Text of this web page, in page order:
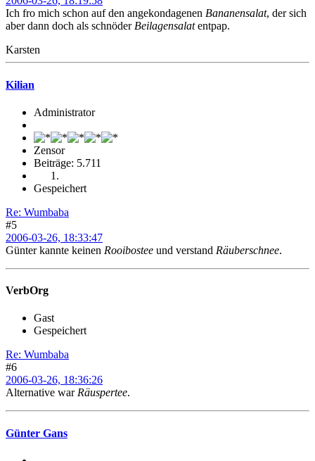
Ich fro mich schon auf den angekondagenen Bananensalat, der sich
aber dann doch als schnöder Beilagensalatentpap.
Karsten
Kilian
Administrator
Zensor
Beiträge: 5.711
Gespeichert
Re: Wumbaba
#5
2006-03-26, 18:33:47
Günter kannte keinen Rooibostee und verstand Räuberschnee.
VerbOrg
Gast
Gespeichert
Re: Wumbaba
#6
2006-03-26, 18:36:26
Alternative warRäuspertee.
Günter Gans